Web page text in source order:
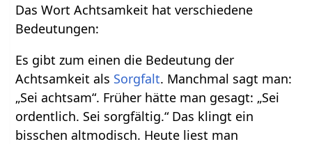
Das Wort Achtsamkeit hat verschiedene
Bedeutungen:
Es gibt zum einen die Bedeutung der
Achtsamkeit als Sorgfalt. Manchmal sagt man:
„Sei achtsam“. Früher hätte man gesagt: „Sei
ordentlich. Sei sorgfältig.“ Das klingt ein
bisschen altmodisch. Heute liest man